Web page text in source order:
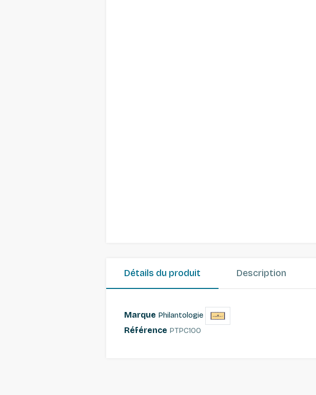
Détails du produit Description
Marque Philantologie
Référence PTPC100